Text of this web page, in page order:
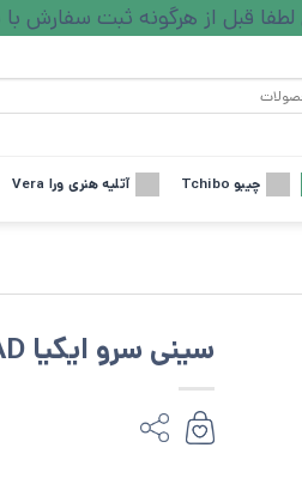
از هرگونه ثبت سفارش با شماره - 63 48 95 44 -
چیبو Tchibo آتلیه هنری ورا Vera
سینی سرو ایکیا FULLSPACKAD